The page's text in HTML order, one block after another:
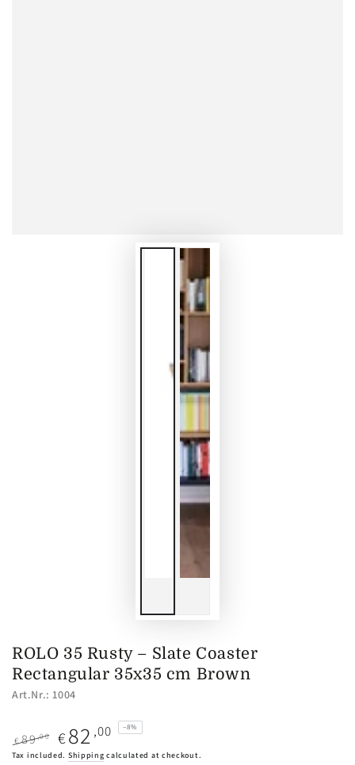
ROLO 35 Rusty – Slate Coaster
Rectangular 35x35 cm Brown
Art.Nr.: 1004
Regular
€ 89,00
Sale
€82 ,00 –8%
Tax included. Shipping calculated at checkout.